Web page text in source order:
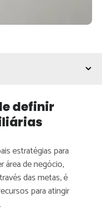
definir
estratégias para
área de negócio,
das metas, é
para atingir